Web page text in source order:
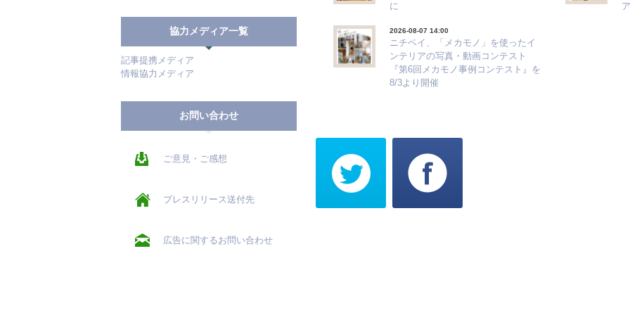
協力メディア一覧
記事提携メディア
情報協力メディア
お問い合わせ
ご意見・ご感想
プレスリリース送付先
広告に関するお問い合わせ
に
2026-08-07 14:00
ニチベイ、「メカモノ」を使ったイ
ンテリアの写真・動画コンテスト
『第6回メカモノ事例コンテスト』を
8/3より開催